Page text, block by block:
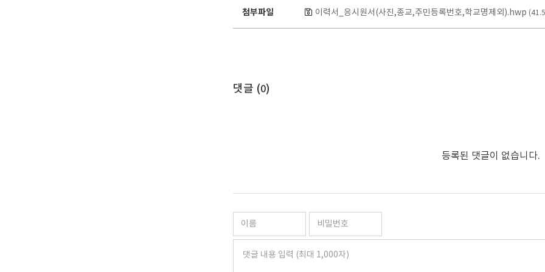
첨부파일 이력서_응시원서(사진,종교,주민등록번호,학교명제외).hwp
댓글 (0)
등록된 댓글이 없습니다.